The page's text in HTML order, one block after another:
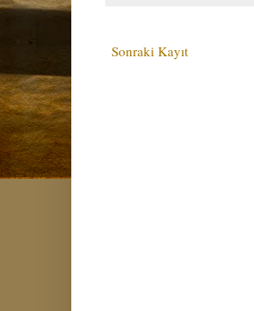
Sonraki Kayıt